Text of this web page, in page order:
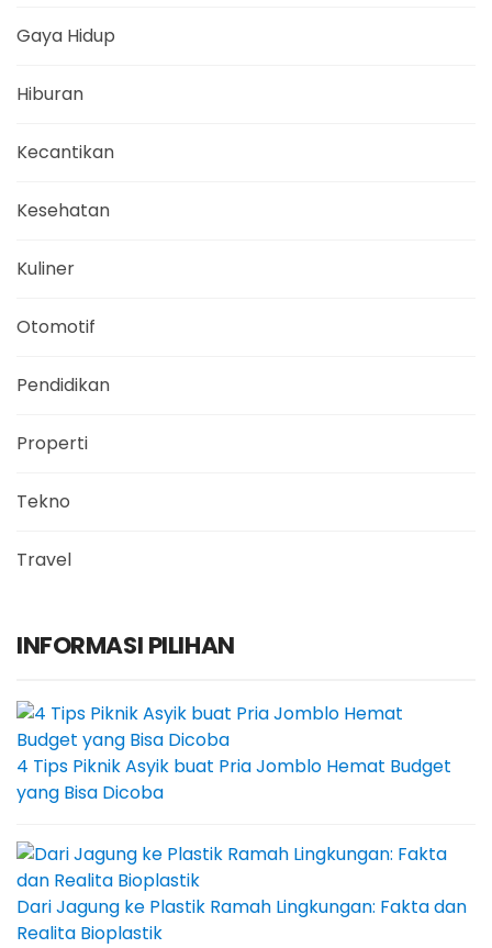
Gaya Hidup
Hiburan
Kecantikan
Kesehatan
Kuliner
Otomotif
Pendidikan
Properti
Tekno
Travel
INFORMASI PILIHAN
4 Tips Piknik Asyik buat Pria Jomblo Hemat Budget
yang Bisa Dicoba
Dari Jagung ke Plastik Ramah Lingkungan: Fakta dan
Realita Bioplastik